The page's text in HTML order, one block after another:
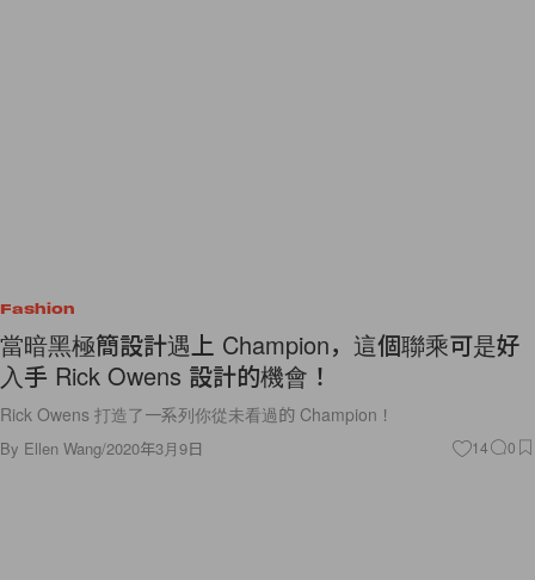
Fashion
當暗黑極簡設計遇上 Champion，這個聯乘可是好
入手 Rick Owens 設計的機會！
Rick Owens 打造了一系列你從未看過的 Champion！
By Ellen Wang/2020年3月9日 14 0